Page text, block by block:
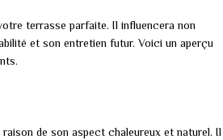
terrasse parfaite. Il influencera non
et son entretien futur. Voici un aperçu
de son aspect chaleureux et naturel. Il